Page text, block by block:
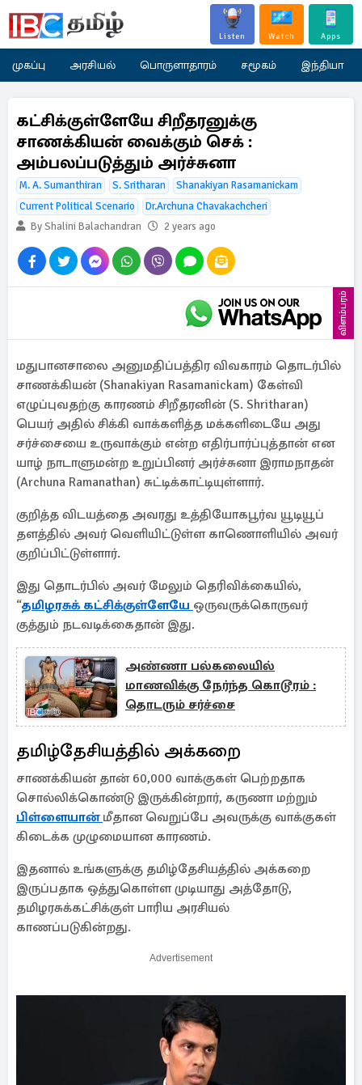
Listen Watch Apps
முகப்பு அரசியல் பொருளாதாரம் சமூகம் இந்தியா
கட்சிக்குள்ளேயே சிறீதரனுக்கு
சாணக்கியன் வைக்கும் செக் :
அம்பலப்படுத்தும் அர்ச்சுனா
M. A. Sumanthiran S. Sritharan
Shanakiyan Rasamanickam
Current Political Scenario
Dr.Archuna Chavakachcheri
By Shalini Balachandran
2 years ago
விளம்பரம்
மதுபானசாலை அனுமதிப்பத்திர விவகாரம் தொடர்பில்
சாணக்கியன் (Shanakiyan Rasamanickam) கேள்வி
எழுப்புவதற்கு காரணம் சிறீதரனின் (S. Shritharan)
பெயர் அதில் சிக்கி வாக்களித்த மக்களிடையே அது
சர்ச்சையை உருவாக்கும் என்ற எதிர்பார்ப்புத்தான் என
யாழ் நாடாளுமன்ற உறுப்பினர் அர்ச்சுனா இராமநாதன்
(Archuna Ramanathan) சுட்டிக்காட்டியுள்ளார்.
குறித்த விடயத்தை அவரது உத்தியோகபூர்வ யூடியூப்
தளத்தில் அவர் வெளியிட்டுள்ள காணொளியில் அவர்
குறிப்பிட்டுள்ளார்.
இது தொடர்பில் அவர் மேலும் தெரிவிக்கையில்,
“தமிழரசுக் கட்சிக்குள்ளேயே ஒருவருக்கொருவர்
குத்தும் நடவடிக்கைதான் இது.
அண்ணா பல்கலையில்
மாணவிக்கு நேர்ந்த கொடூரம் :
தொடரும் சர்ச்சை
தமிழ்தேசியத்தில் அக்கறை
சாணக்கியன் தான் 60,000 வாக்குகள் பெற்றதாக
சொல்லிக்கொண்டு இருக்கின்றார், கருணா மற்றும்
பிள்ளையான் மீதான வெறுப்பே அவருக்கு வாக்குகள்
கிடைக்க முழுமையான காரணம்.
இதனால் உங்களுக்கு தமிழ்தேசியத்தில் அக்கறை
இருப்பதாக ஒத்துகொள்ள முடியாது அத்தோடு,
தமிழரசுக்கட்சிக்குள் பாரிய அரசியல்
காணப்படுகின்றது.
Advertisement